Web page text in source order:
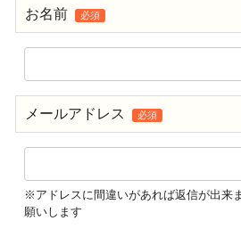
お名前 必須
メールアドレス 必須
※アドレスに間違いがあれば返信が出来
願いします